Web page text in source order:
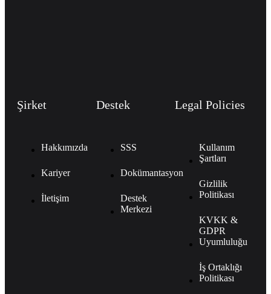
Şirket
Hakkımızda
Kariyer
İletişim
Destek
SSS
Dokümantasyon
Destek
Merkezi
Legal Policies
Kullanım
Şartları
Gizlilik
Politikası
KVKK &
GDPR
Uyumluluğu
İş Ortaklığı
Politikası